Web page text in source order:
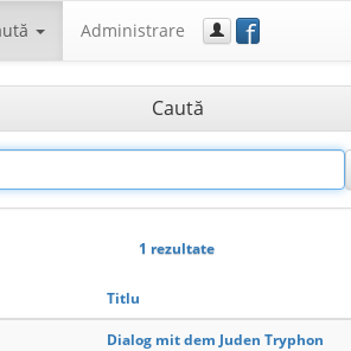
Administrare f
Caută
1 rezultate
Titlu
Dialog mit dem Juden Tryphon